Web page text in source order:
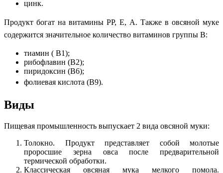
цинк.
Продукт богат на витамины РР, Е, А. Также в овсяной муке
содержится значительное количество витаминов группы В:
тиамин ( В1);
рибофлавин (В2);
пиридоксин (В6);
фолиевая кислота (В9).
Виды
Пищевая промышленность выпускает 2 вида овсяной муки:
Толокно. Продукт представляет собой молотые
проросшие зерна овса после предварительной
термической обработки.
Классическая овсяная мука мелкого помола.